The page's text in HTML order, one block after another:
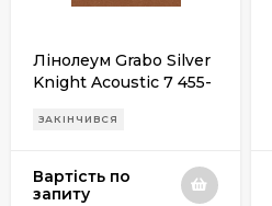
Лінолеум Grabo Silver
Knight Acoustic 7 455-
ЗАКІНЧИВСЯ
Вартість по
запиту